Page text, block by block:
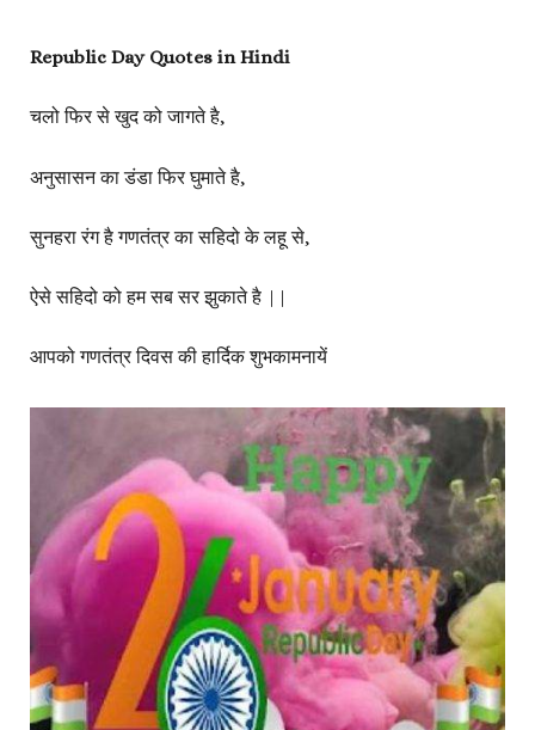
Republic Day Quotes in Hindi
चलो फिर से खुद को जागते है,
अनुसासन का डंडा फिर घुमाते है,
सुनहरा रंग है गणतंत्र का सहिदो के लहू से,
ऐसे सहिदो को हम सब सर झुकाते है ||
आपको गणतंत्र दिवस की हार्दिक शुभकामनायें